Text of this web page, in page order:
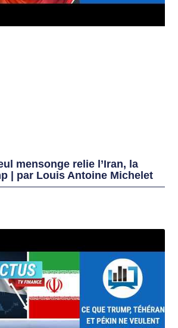
mensonge relie l’Iran, la
| par Louis Antoine Michelet